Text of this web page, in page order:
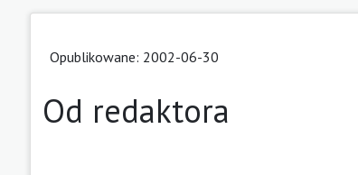
Opublikowane: 2002-06-30
Od redaktora